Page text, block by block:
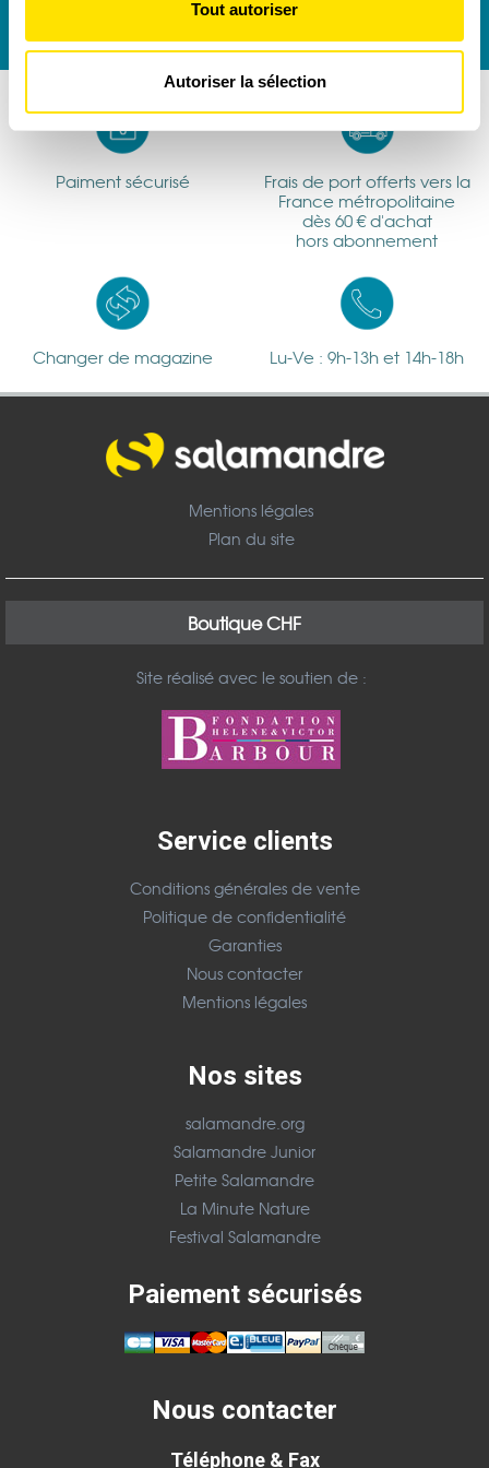
déclaration sur les cookies.
Les cookies nous permettent de personnaliser le contenu
partageons également des informations sur l'utilisation de
notre site avec nos partenaires de médias sociaux, de
publicité et d'analyse, qui peuvent combiner celles-ci
avec d'autres informations que vous leur avez fournies
Tout autoriser
Autoriser la sélection
Paiment sécurisé
Frais de port offerts vers la
France métropolitaine
dès 60 € d'achat
hors abonnement
Changer de magazine Lu-Ve : 9h-13h et 14h-18h
Mentions légales
Plan du site
Boutique CHF
Site réalisé avec le soutien de :
Service clients
Conditions générales de vente
Politique de confidentialité
Garanties
Nous contacter
Mentions légales
Nos sites
salamandre.org
Salamandre Junior
Petite Salamandre
La Minute Nature
Festival Salamandre
Paiement sécurisés
Nous contacter
Téléphone & Fax